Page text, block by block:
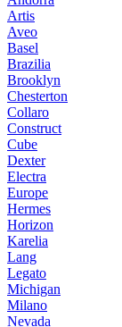
Artis
Aveo
Basel
Brazilia
Brooklyn
Chesterton
Collaro
Construct
Cube
Dexter
Electra
Europe
Hermes
Horizon
Karelia
Lang
Legato
Michigan
Milano
Nevada